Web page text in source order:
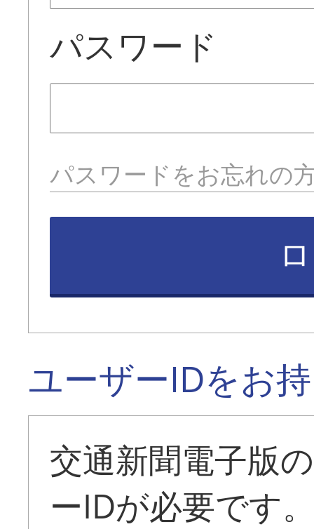
パスワード
パスワードをお忘れの
ユーザーIDをお
交通新聞電子版
ーIDが必要です